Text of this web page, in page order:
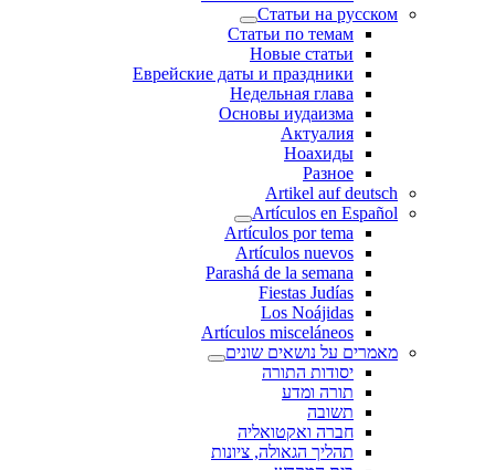
Статьи на русском
Статьи по темам
Новые статьи
Еврейские даты и праздники
Недельная глава
Основы иудаизма
Актуалия
Ноахиды
Разное
Artikel auf deutsch
Artículos en Español
Artículos por tema
Artículos nuevos
Parashá de la semana
Fiestas Judías
Los Noájidas
Artículos misceláneos
מאמרים על נושאים שונים
יסודות התורה
תורה ומדע
תשובה
חברה ואקטואליה
תהליך הגאולה, ציונות